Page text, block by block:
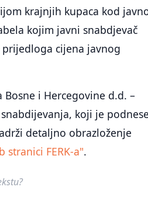
krajnjih kupaca kod
kojim javni snabdjevač
prijedloga cijena javnog
i Hercegovine d.d. –
koji je
detaljno obrazloženje
stranici FERK-a".